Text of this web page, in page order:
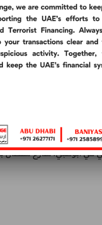
يمكنك تصعيد الأمر إلى
أبوظبي، شارع سلطان بن